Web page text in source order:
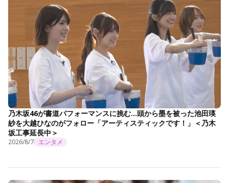
乃木坂46が書道パフォーマンスに挑む…頭から墨を被った池田瑛
紗を大越ひなのがフォロー「アーティスティックです！」＜乃木
坂工事延長中＞
2026/8/7 エンタメ